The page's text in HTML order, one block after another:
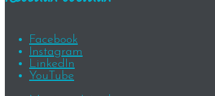
Facebook
Instagram
LinkedIn
YouTube